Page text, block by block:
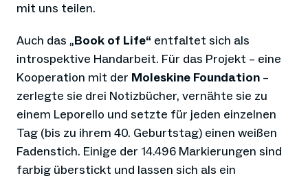
mit uns teilen.
Auch das „Book of Life“ entfaltet sich als
introspektive Handarbeit. Für das Projekt – eine
Kooperation mit der Moleskine Foundation –
zerlegte sie drei Notizbücher, vernähte sie zu
einem Leporello und setzte für jeden einzelnen
Tag (bis zu ihrem 40. Geburtstag) einen weißen
Fadenstich. Einige der 14.496 Markierungen sind
farbig überstickt und lassen sich als ein